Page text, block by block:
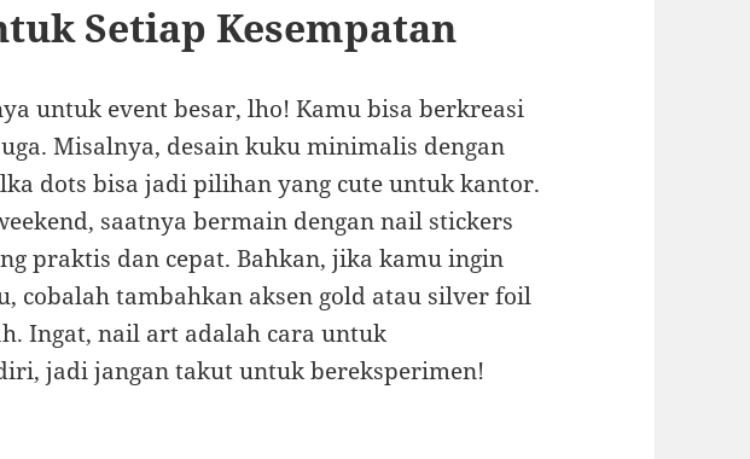
Setiap Kesempatan
untuk event besar, lho! Kamu bisa berkreasi
Misalnya, desain kuku minimalis dengan
dots bisa jadi pilihan yang cute untuk kantor.
saatnya bermain dengan nail stickers
praktis dan cepat. Bahkan, jika kamu ingin
cobalah tambahkan aksen gold atau silver foil
Ingat, nail art adalah cara untuk
jadi jangan takut untuk bereksperimen!